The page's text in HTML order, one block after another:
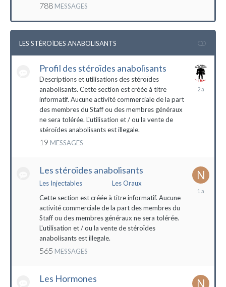
788 MESSAGES
LES STÉROÏDES ANABOLISANTS
Profil des stéroïdes anabolisants
Descriptions et utilisations des stéroïdes
anabolisants. Cette section est créée à titre
informatif. Aucune activité commerciale de la part
des membres du Staff ou des membres généraux
ne sera tolérée. L'utilisation et / ou la vente de
stéroïdes anabolisants est illegale.
19 MESSAGES
26
Les stéroïdes anabolisants
Les Injectables
Les Oraux
Cette section est créée à titre informatif. Aucune
activité commerciale de la part des membres du
Staff ou des membres généraux ne sera tolérée.
L'utilisation et / ou la vente de stéroïdes
anabolisants est illegale.
565 MESSAGES
Les Hormones